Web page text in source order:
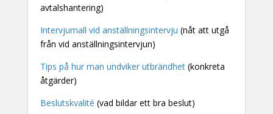
avtalshantering)
Intervjumall vid anställningsintervju (nåt att utgå
från vid anställningsintervjun)
Tips på hur man undviker utbrändhet(konkreta
åtgärder)
Beslutskvalité (vad bildar ett bra beslut)